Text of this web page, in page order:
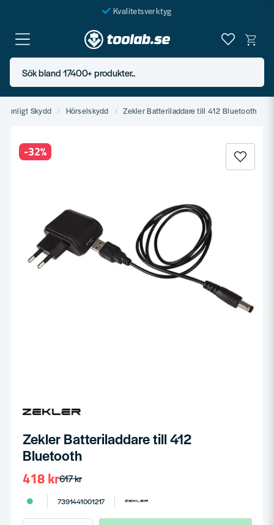
Kvalitetsverktyg
Fraktfritt över 999 SEK*
En järnhandel för alla
Butik i Göteborg
Sök bland 17400+ produkter..
Skydd Hörselskydd Zekler Batteriladdare till 412 Bluetooth
-32%
Zekler Batteriladdare till 412
Bluetooth
617 kr
418 kr
7391441001217